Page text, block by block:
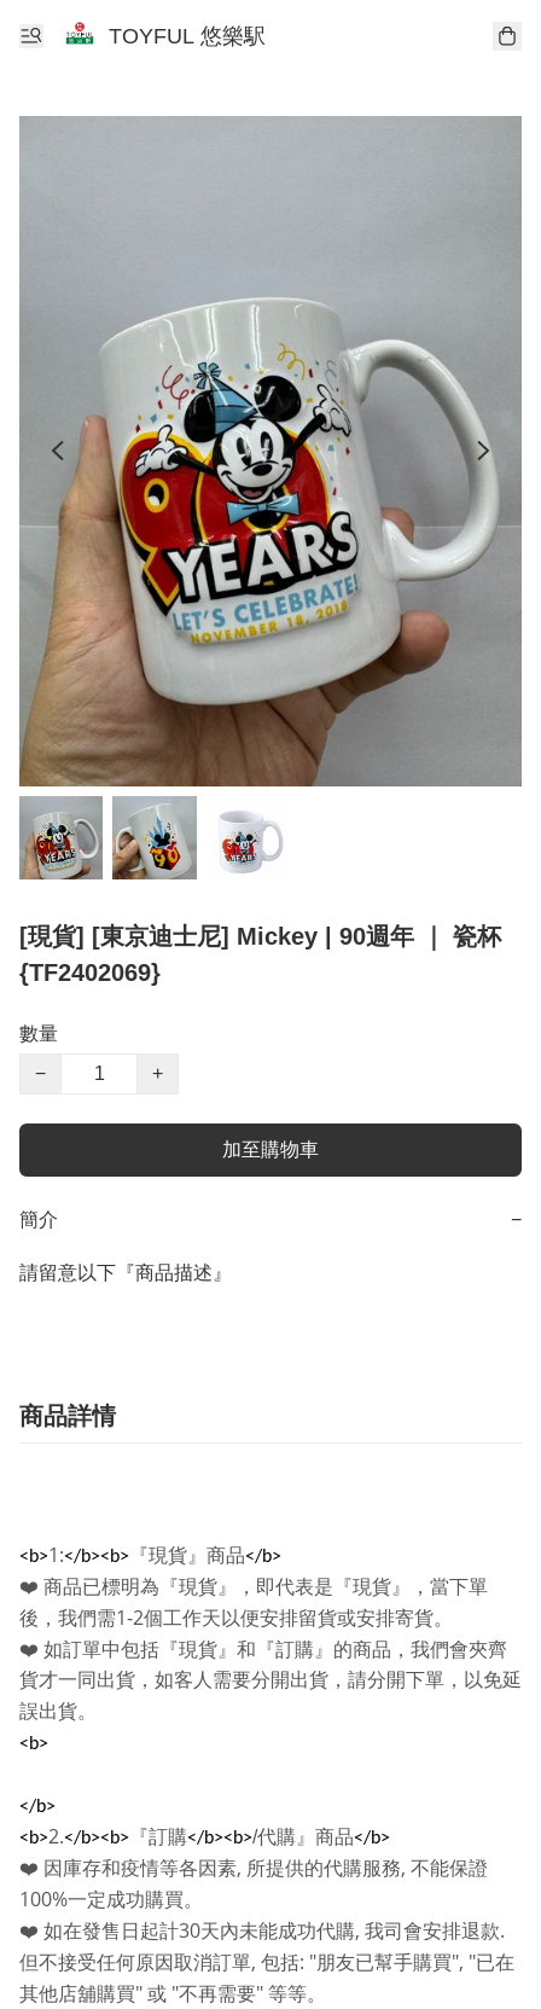
TOYFUL 悠樂駅
[現貨] [東京迪士尼] Mickey | 90週年 ｜ 瓷杯
{TF2402069}
數量
−
+
加至購物車
簡介 −
請留意以下『商品描述』
商品詳情
<b>1:</b><b> 『現貨』商品</b>
❤️ 商品已標明為『現貨』，即代表是『現貨』，當下單
後，我們需1-2個工作天以便安排留貨或安排寄貨。
❤️ 如訂單中包括『現貨』和『訂購』的商品，我們會夾齊
貨才一同出貨，如客人需要分開出貨，請分開下單，以免延
誤出貨。
<b>
</b>
<b>2.</b><b> 『訂購</b><b>/代購』商品</b>
❤️ 因庫存和疫情等各因素, 所提供的代購服務, 不能保證
100%一定成功購買。
❤️ 如在發售日起計30天內未能成功代購, 我司會安排退款.
但不接受任何原因取消訂單, 包括: "朋友已幫手購買", "已在
其他店舖購買" 或 "不再需要" 等等。